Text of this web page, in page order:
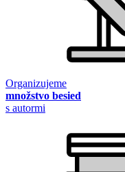
Organizujeme
množstvo besied
s autormi